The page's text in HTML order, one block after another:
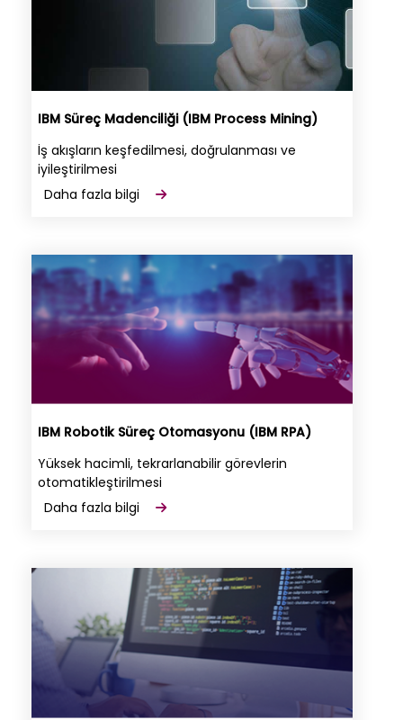
IBM Süreç Madenciliği (IBM Process Mining)
İş akışların keşfedilmesi, doğrulanması ve
iyileştirilmesi
Daha fazla bilgi
IBM Robotik Süreç Otomasyonu (IBM RPA)
Yüksek hacimli, tekrarlanabilir görevlerin
otomatikleştirilmesi
Daha fazla bilgi